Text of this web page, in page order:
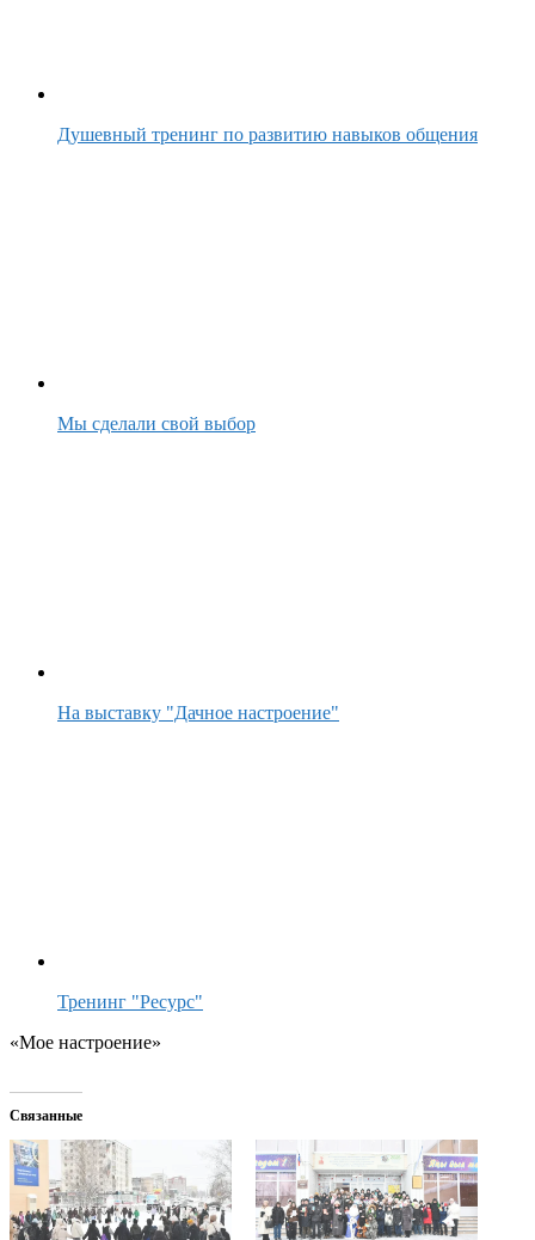
Душевный тренинг по развитию навыков общения
Мы сделали свой выбор
На выставку "Дачное настроение"
Тренинг "Ресурс"
«Мое настроение»
Связанные